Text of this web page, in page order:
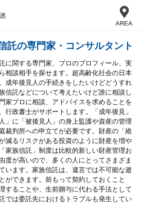
AREA
託の専門家・コンサルタント
に関する専門家、プロのプロフィール、実
相談相手を探せます。超高齢化社会の日本
成年後見人の手続きをしたいけどどうすれ
信託などについて考えたいけど誰に相談し
家プロに相談、アドバイスを求めることを
政書士がサポートします。「成年後見」
」に「被後見人」の身上監護や資産の管理
裁判所への申立てが必要です。財産の「維
減るリスクがある投資のように財産を増や
家族信託」制度は比較的新しい財産管理お
度が高いので、多くの人にとってさまざま
います。家族信託は、遺言では不可能な逝
ができます。前もって契約しておくこと
することや、生前贈与に代わる手法として
では委託先におけるトラブルも発生してい